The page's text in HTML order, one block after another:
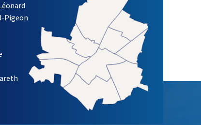
D'INFORMATION DE LA VILLE D'ANGERS
Pigeon